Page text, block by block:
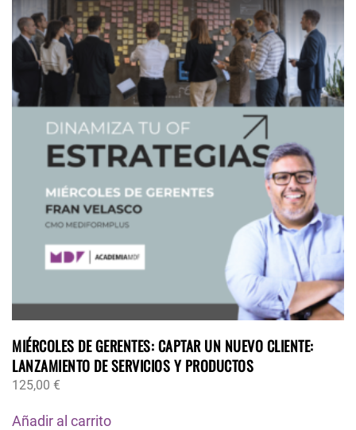
MIÉRCOLES DE GERENTES: CAPTAR UN NUEVO CLIENTE:
LANZAMIENTO DE SERVICIOS Y PRODUCTOS
125,00 €
Añadir al carrito